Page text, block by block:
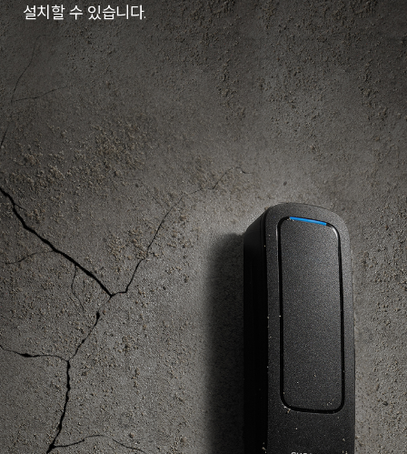
설치할 수 있습니다.